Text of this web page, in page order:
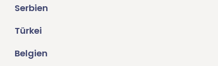
Serbien
Türkei
Belgien